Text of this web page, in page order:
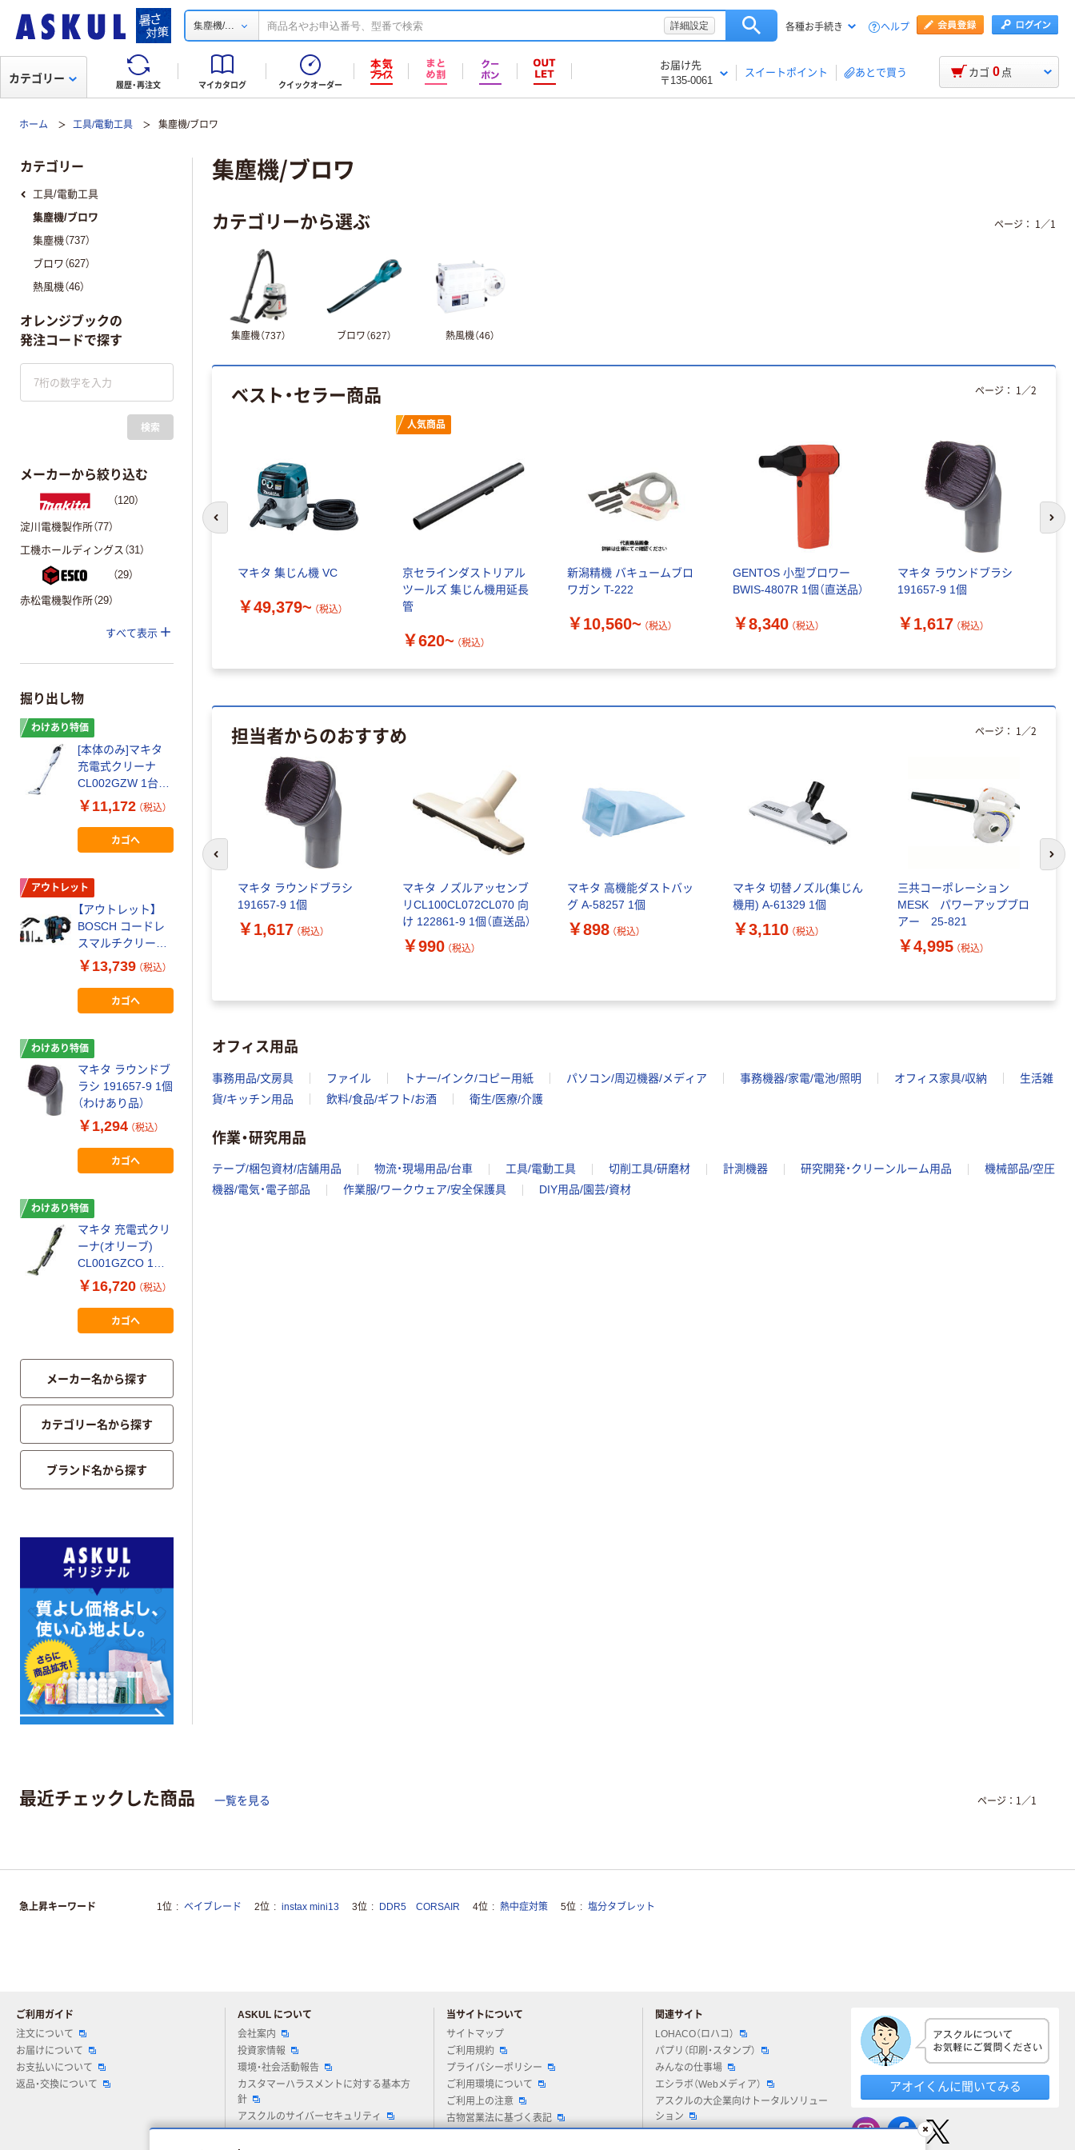
集塵機/... 詳細設定 各種お手続き ヘルプ
履歴・再注文 マイカタログ クイックオーダー
お届け先
〒135-0061
スイートポイント あとで買う
カテゴリー カゴ 0 点
ホーム 工具/電動工具 集塵機/ブロワ
集塵機/ブロワ
カテゴリーから選ぶ
集塵機（737） ブロワ（627） 熱風機（46）
ページ： 1 ／1
ベスト・セラー商品
マキタ 集じん機 VC
￥49,379~ （税込）
人気商品
京セラインダストリアル
ツールズ 集じん機用延長
管
￥620~ （税込）
新潟精機 バキュームブロ
ワガン T-222
￥10,560~ （税込）
GENTOS 小型ブロワー
BWIS-4807R 1個（直送品）
￥8,340 （税込）
マキタ ラウンドブラシ
191657-9 1個
￥1,617 （税込）
ページ： 1 ／2
前のスライドへ 次
担当者からのおすすめ
ス 紙
マキタ ラウンドブラシ
191657-9 1個
￥1,617 （税込）
マキタ ノズルアッセンブ
リCL100CL072CL070 向
け 122861-9 1個（直送品）
￥990 （税込）
マキタ 高機能ダストバッ
グ A-58257 1個
￥898 （税込）
マキタ 切替ノズル(集じん
機用) A-61329 1個
￥3,110 （税込）
三共コーポレーション
MESK パワーアップブロ
アー 25-821
￥4,995 （税込）
ページ： 1／2
前のスライドへ 次
オフィス用品
事務用品/文房具 ファイル トナー/インク/コピー用紙 パソコン/周辺機器/メディア 事務機器/家電/電池/照明 オフィス家具/収納
生活雑
貨/キッチン用品
飲料/食品/ギフト/お酒 衛生/医療/介護
作業・研究用品
テープ/梱包資材/店舗用品 物流・現場用品/台車 工具/電動工具 切削工具/研磨材 計測機器 研究開発・クリーンルーム用品
機械部品/空圧
機器/電気・電子部品
作業服/ワークウェア/安全保護具 DIY用品/園芸/資材
カテゴリー
工具/電動工具
集塵機/ブロワ
集塵機（737）
ブロワ（627）
熱風機（46）
オレンジブックの
発注コードで探す
検索
メーカーから絞り込む
（120）
淀川電機製作所（77）
工機ホールディングス（31）
（29）
赤松電機製作所（29）
すべて表示
掘り出し物
わけあり特価
[本体のみ]マキタ
充電式クリーナ
CL002GZW 1台
バッテリ・充電器別
売（わけあり品）
￥11,172 （税込）
カゴへ
アウトレット
【アウトレット】
BOSCH コードレ
スマルチクリーナ
ー GAS18V-10LPH
￥13,739 （税込）
カゴへ
わけあり特価
マキタ ラウンドブ
ラシ 191657-9 1個
（わけあり品）
￥1,294 （税込）
カゴへ
わけあり特価
マキタ 充電式クリ
ーナ(オリーブ)
CL001GZCO 1台
（わけあり品）
￥16,720 （税込）
カゴへ
メーカー名から探す
カテゴリー名から探す
ブランド名から探す
最近チェックした商品 一覧を見る ページ： 1 ／1
急上昇キーワード 1位 ベイブレード 2位 instax mini13 3位 DDR5 CORSAIR 4位 熱中症対策 5位 塩分タブレット
ご利用ガイド
注文について
お届けについて
お支払いについて
返品・交換について
ASKUL について
会社案内
投資家情報
環境・社会活動報告
カスタマーハラスメントに対する基本方
針
アスクルのサイバーセキュリティ
当サイトについて
サイトマップ
ご利用規約
プライバシーポリシー
ご利用環境について
ご利用上の注意
古物営業法に基づく表記
関連サイト
LOHACO（ロハコ）
パプリ（印刷・スタンプ）
みんなの仕事場
エシラボ（Webメディア）
アスクルの大企業向けトータルソリュー
ション
アオイくんに聞いてみる